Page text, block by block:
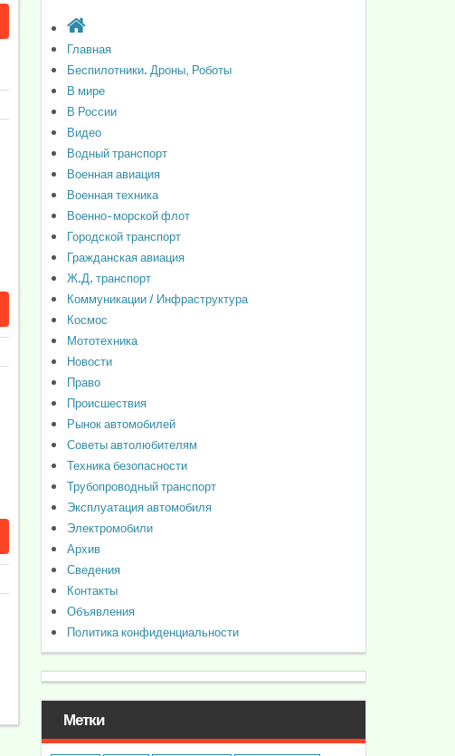
Главная
Беспилотники. Дроны, Роботы
В мире
В России
Видео
Водный транспорт
Военная авиация
Военная техника
Военно-морской флот
Городской транспорт
Гражданская авиация
Ж.Д. транспорт
Коммуникации / Инфраструктура
Космос
Мототехника
Новости
Право
Происшествия
Рынок автомобилей
Советы автолюбителям
Техника безопасности
Трубопроводный транспорт
Эксплуатация автомобиля
Электромобили
Архив
Сведения
Контакты
Объявления
Политика конфиденциальности
Метки